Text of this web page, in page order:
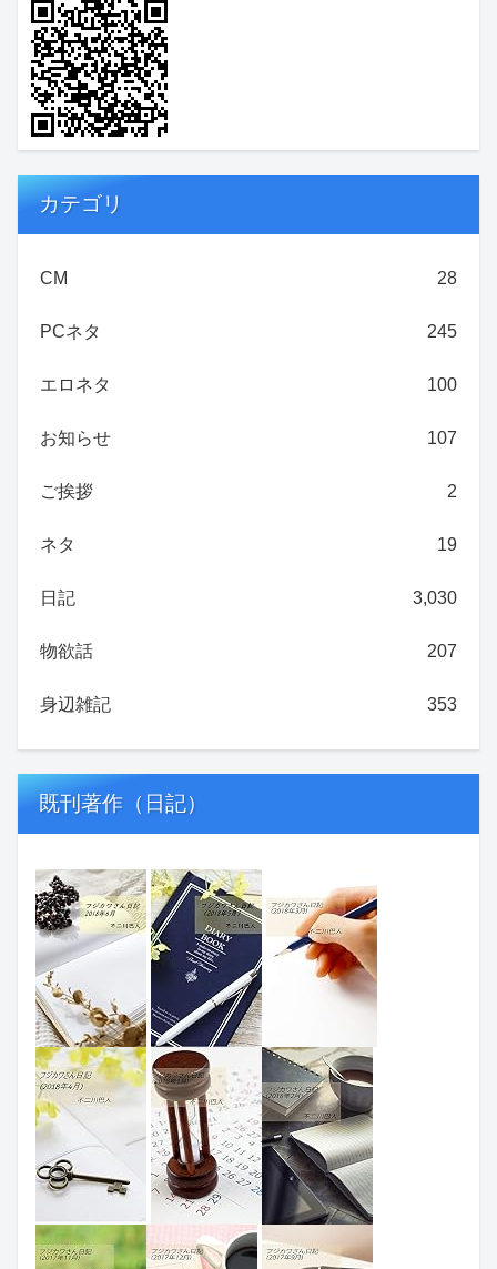
カテゴリ
CM 28
PCネタ 245
エロネタ 100
お知らせ 107
ご挨拶 2
ネタ 19
日記 3,030
物欲話 207
身辺雑記 353
既刊著作（日記）